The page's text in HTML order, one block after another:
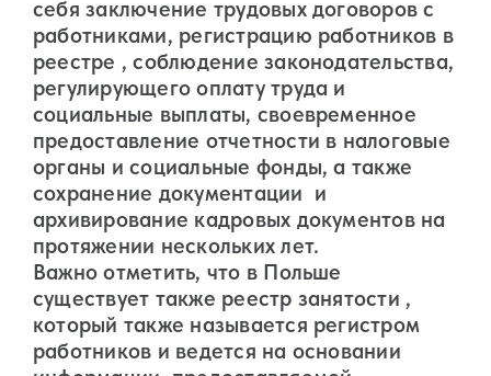
себя заключение трудовых договоров с
работниками, регистрацию работников в
реестре , соблюдение законодательства,
регулирующего оплату труда и
социальные выплаты, своевременное
предоставление отчетности в налоговые
органы и социальные фонды, а также
сохранение документации и
архивирование кадровых документов на
протяжении нескольких лет.
Важно отметить, что в Польше
существует также реестр занятости ,
который также называется регистром
работников и ведется на основании